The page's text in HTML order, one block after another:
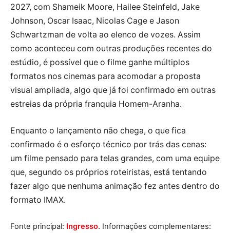
2027, com Shameik Moore, Hailee Steinfeld, Jake
Johnson, Oscar Isaac, Nicolas Cage e Jason
Schwartzman de volta ao elenco de vozes. Assim
como aconteceu com outras produções recentes do
estúdio, é possível que o filme ganhe múltiplos
formatos nos cinemas para acomodar a proposta
visual ampliada, algo que já foi confirmado em outras
estreias da própria franquia Homem-Aranha.
Enquanto o lançamento não chega, o que fica
confirmado é o esforço técnico por trás das cenas:
um filme pensado para telas grandes, com uma equipe
que, segundo os próprios roteiristas, está tentando
fazer algo que nenhuma animação fez antes dentro do
formato IMAX.
Fonte principal: Ingresso. Informações complementares: